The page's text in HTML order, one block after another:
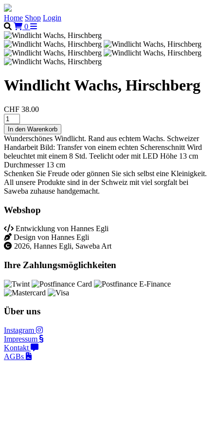
Home Shop Login
0
Windlicht Wachs, Hirschberg
CHF 38.00
Wunderschönes Windlicht. Rand aus echtem Wachs. Schweizer
Handarbeit Bild: Transfer von einem echten Scherenschnitt Wird
beleuchtet mit einem 8 Std. Teelicht oder mit LED Höhe 13 cm
Durchmesser 13 cm
Schenken Sie Freude oder gönnen Sie sich selbst eine Kleinigkeit.
All unsere Produkte sind in der Schweiz mit viel sorgfalt bei
Saweba zuhause handgemacht.
Webshop
Entwicklung von Hannes Egli
Design von Hannes Egli
2026, Hannes Egli, Saweba Art
Ihre Zahlungsmöglichkeiten
Über uns
Instagram
Impressum
Kontakt
AGBs